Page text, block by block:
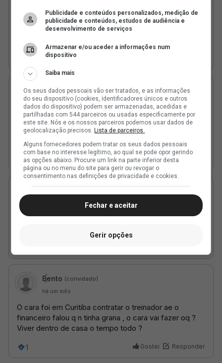
Publicidade e conteúdos personalizados, medição de
publicidade e conteúdos, estudos de audiência e
desenvolvimento de serviços
Armazenar e/ou aceder a informações num
dispositivo
Saiba mais
Os seus dados pessoais vão ser tratados, e as informações
do seu dispositivo (cookies, identificadores únicos e outros
dados do dispositivo) podem ser armazenadas, acedidas e
partilhadas com 544 parceiros ou usadas especificamente por
este site. Nós e os nossos parceiros podemos usar dados de
geolocalização precisos.Lista de parceiros.
Alguns fornecedores podem tratar os seus dados pessoais
com base no interesse legítimo, ao qual se pode opor gerindo
as opções abaixo. Procure um link na parte inferior desta
página ou no menu do site para gerir ou revogar o
consentimento nas definições de privacidade e cookies.
Fechar e aceitar
Gerir opções